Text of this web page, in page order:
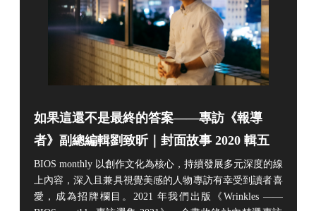
如果這還不是最終的答案——專訪《報導
者》副總編輯劉致昕｜封面故事 2020 輯五
BIOS monthly 以創作文化為核心，持續發展多元深度的線
上內容，深入且兼具視覺美感的人物專訪有幸受到讀者喜
愛，成為招牌欄目。2021 年我們出版《Wrinkles ——